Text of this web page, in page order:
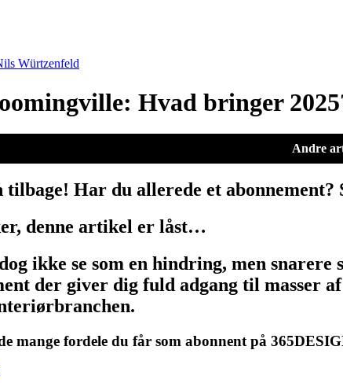
Würtzenfeld
Hvad bringer
Andre
tilbage! Har du allerede et abonnement?
denne artikel er låst…
ikke se som en hindring, men
der giver dig fuld adgang til masser
mange fordele du får som abonnent på